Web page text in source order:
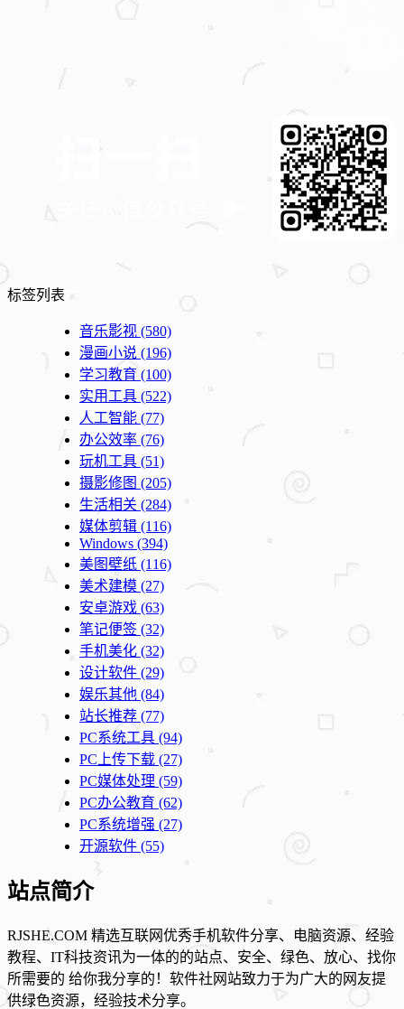
标签列表
音乐影视 (580)
漫画小说 (196)
学习教育 (100)
实用工具 (522)
人工智能 (77)
办公效率 (76)
玩机工具 (51)
摄影修图 (205)
生活相关 (284)
媒体剪辑 (116)
Windows (394)
美图壁纸 (116)
美术建模 (27)
安卓游戏 (63)
笔记便签 (32)
手机美化 (32)
设计软件 (29)
娱乐其他 (84)
站长推荐 (77)
PC系统工具 (94)
PC上传下载 (27)
PC媒体处理 (59)
PC办公教育 (62)
PC系统增强 (27)
开源软件 (55)
站点简介
RJSHE.COM 精选互联网优秀手机软件分享、电脑资源、经验
教程、IT科技资讯为一体的的站点、安全、绿色、放心、找你
所需要的 给你我分享的！软件社网站致力于为广大的网友提
供绿色资源，经验技术分享。